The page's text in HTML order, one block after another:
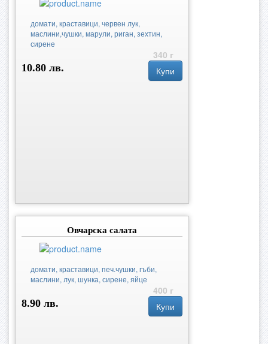
домати, краставици, червен лук,
маслини,чушки, марули, риган, зехтин,
сирене
340 г
10.80 лв.
Купи
Овчарска салата
домати, краставици, печ.чушки, гъби,
маслини, лук, шунка, сирене, яйце
400 г
8.90 лв.
Купи